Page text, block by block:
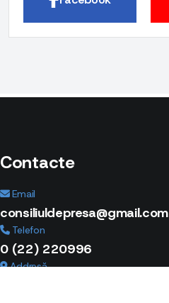
Contacte
Email
consiliuldepresa@gmail.com
Telefon
0 (22) 220996
Addresă